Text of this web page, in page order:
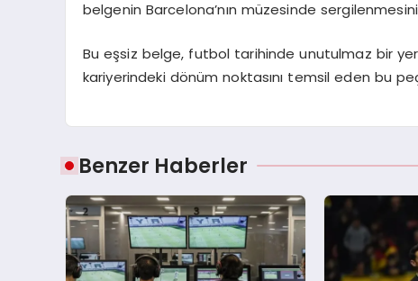
belgenin Barcelona’nın müzesinde
Bu eşsiz belge, futbol tarihinde unutulmaz bir
kariyerindeki dönüm noktasını temsil eden bu
Benzer Haberler